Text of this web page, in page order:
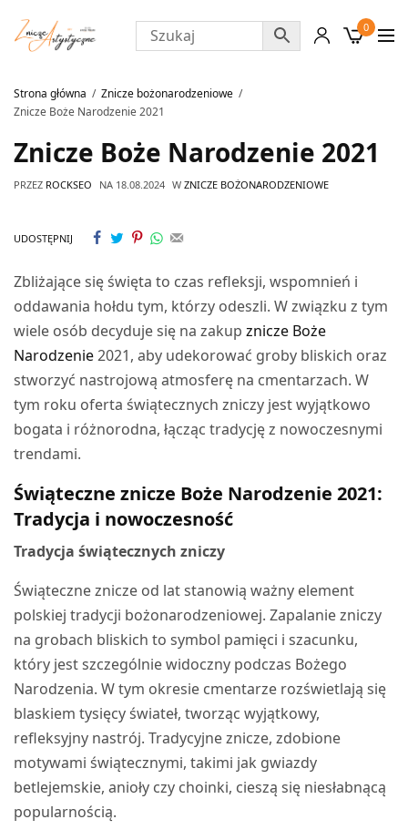
0
Strona główna
Znicze bożonarodzeniowe
Znicze Boże Narodzenie 2021
Znicze Boże Narodzenie 2021
PRZEZ ROCKSEO NA 18.08.2024 W ZNICZE BOŻONARODZENIOWE
UDOSTĘPNIJ
Zbliżające się święta to czas refleksji, wspomnień i
oddawania hołdu tym, którzy odeszli. W związku z tym
wiele osób decyduje się na zakupznicze Boże
Narodzenie2021, aby udekorować groby bliskich oraz
stworzyć nastrojową atmosferę na cmentarzach. W
tym roku oferta świątecznych zniczy jest wyjątkowo
bogata i różnorodna, łącząc tradycję z nowoczesnymi
trendami.
Świąteczne znicze Boże Narodzenie 2021:
Tradycja i nowoczesność
Tradycja świątecznych zniczy
Świąteczne znicze od lat stanowią ważny element
polskiej tradycji bożonarodzeniowej. Zapalanie zniczy
na grobach bliskich to symbol pamięci i szacunku,
który jest szczególnie widoczny podczas Bożego
Narodzenia. W tym okresie cmentarze rozświetlają się
blaskiem tysięcy świateł, tworząc wyjątkowy,
refleksyjny nastrój. Tradycyjne znicze, zdobione
motywami świątecznymi, takimi jak gwiazdy
betlejemskie, anioły czy choinki, cieszą się niesłabnącą
popularnością.